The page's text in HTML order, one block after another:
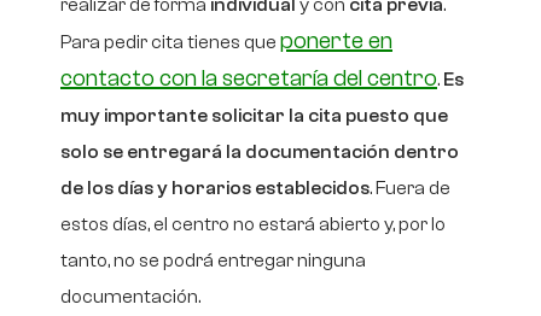
realizar de forma individual y con cita previa.
Para pedir cita tienes que ponerte en
contacto con la secretaría del centro. Es
muy importante solicitar la cita puesto que
solo se entregará la documentación dentro
de los días y horarios establecidos. Fuera de
estos días, el centro no estará abierto y, por lo
tanto, no se podrá entregar ninguna
documentación.